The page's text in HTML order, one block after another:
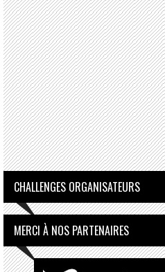
CHALLENGES ORGANISATEURS
MERCI À NOS PARTENAIRES